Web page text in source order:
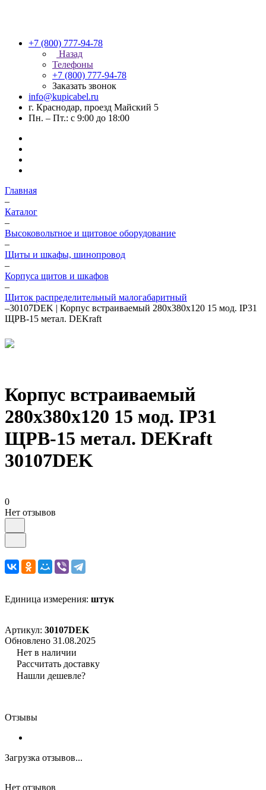
+7 (800) 777-94-78
Назад
Телефоны
+7 (800) 777-94-78
Заказать звонок
info@kupicabel.ru
г. Краснодар, проезд Майский 5
Пн. – Пт.: с 9:00 до 18:00
Главная
–
Каталог
–
Высоковольтное и щитовое оборудование
–
Щиты и шкафы, шинопровод
–
Корпуса щитов и шкафов
–
Щиток распределительный малогабаритный
–30107DEK | Корпус встраиваемый 280х380х120 15 мод. IP31
ЩРВ-15 метал. DEKraft
Корпус встраиваемый
280х380х120 15 мод. IP31
ЩРВ-15 метал. DEKraft
30107DEK
0
Нет отзывов
Единица измерения: штук
Артикул: 30107DEK
Обновлено 31.08.2025
Нет в наличии
Рассчитать доставку
Нашли дешевле?
Отзывы
Загрузка отзывов...
Нет отзывов